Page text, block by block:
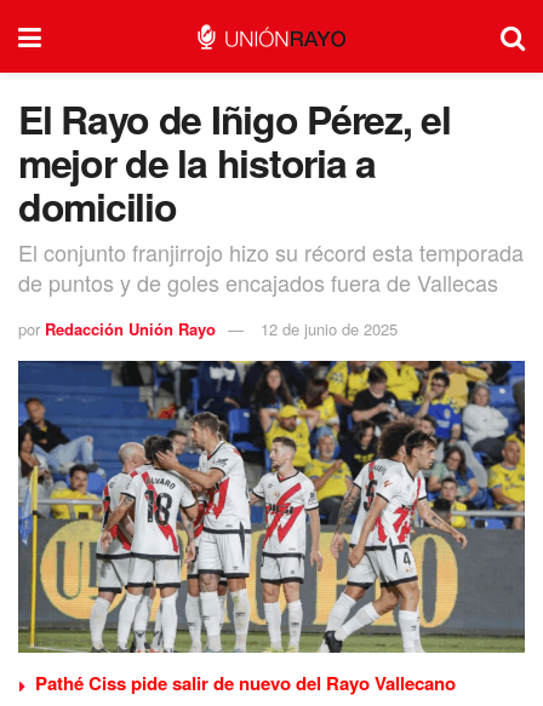
El Rayo de Iñigo Pérez, el
mejor de la historia a
domicilio
El conjunto franjirrojo hizo su récord esta temporada
de puntos y de goles encajados fuera de Vallecas
por Redacción Unión Rayo 12 de junio de 2025
Pathé Ciss pide salir de nuevo del Rayo Vallecano